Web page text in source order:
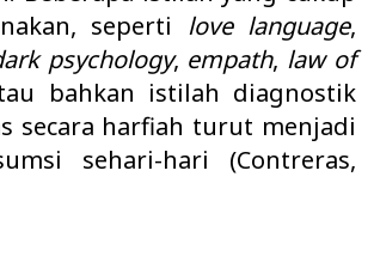
seperti love language,
psychology, empath, law of
bahkan istilah diagnostik
secara harfiah turut menjadi
sehari-hari (Contreras,